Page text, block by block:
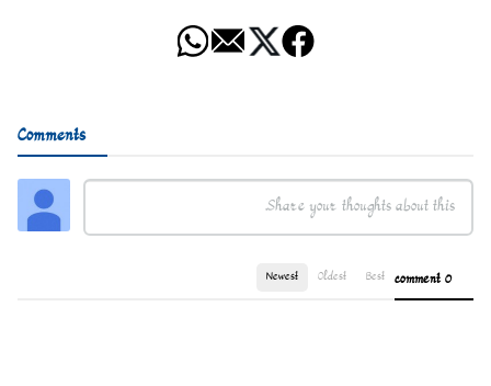
Comments
0 comment
Best
Oldest
Newest